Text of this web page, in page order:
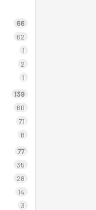
66
62
1
2
1
139
60
71
8
77
35
28
14
3